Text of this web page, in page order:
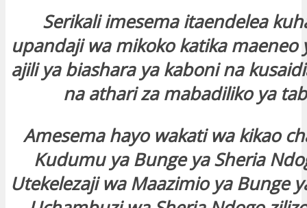
Serikali imesema itaendelea
upandaji wa mikoko katika maeneo
ajili ya biashara ya kaboni na
na athari za mabadiliko ya
Amesema hayo wakati wa kikao
Kudumu ya Bunge ya Sheria
Utekelezaji wa Maazimio ya Bunge